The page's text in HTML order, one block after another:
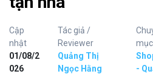
Cập
nhật
01/08/2
026
Tác giả /
Reviewer
Quảng Thị
Ngọc Hằng
mục
-